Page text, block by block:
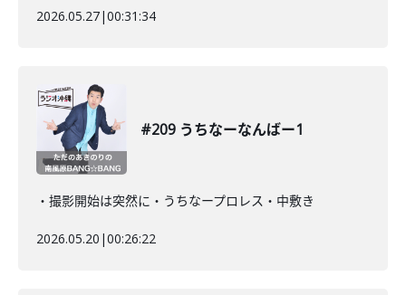
2026.05.27|00:31:34
#209 うちなーなんばー1
・撮影開始は突然に・うちなープロレス・中敷き
2026.05.20 |00:26:22